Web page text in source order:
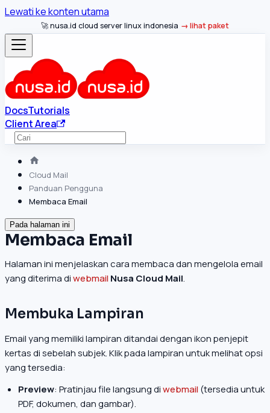
Lewati ke konten utama
🚀 nusa.id cloud server linux indonesia lihat paket
DocsTutorials
Client Area
Cloud Mail
Panduan Pengguna
Membaca Email
Pada halaman ini
Membaca Email
Halaman ini menjelaskan cara membaca dan mengelola email
yang diterima diwebmailNusa Cloud Mail.
Membuka Lampiran
Email yang memiliki lampiran ditandai dengan ikon penjepit
kertas di sebelah subjek. Klik pada lampiran untuk melihat opsi
yang tersedia:
Preview: Pratinjau file langsung diwebmail(tersedia untuk
PDF, dokumen, dan gambar).